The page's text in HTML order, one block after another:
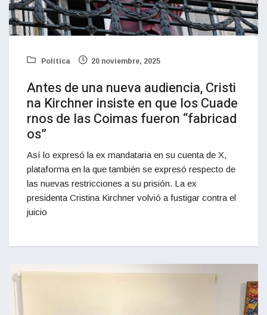
Política 20 noviembre, 2025
Antes de una nueva audiencia, Cristi
na Kirchner insiste en que los Cuade
rnos de las Coimas fueron “fabricad
os”
Así lo expresó la ex mandataria en su cuenta de X,
plataforma en la que también se expresó respecto de
las nuevas restricciones a su prisión. La ex
presidenta Cristina Kirchner volvió a fustigar contra el
juicio